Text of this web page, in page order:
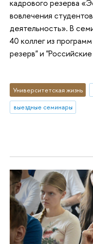
кадрового резерва
вовлечения
деятельность». В
40 коллег из
резерв" и
Университетская жизнь
выездные семинары